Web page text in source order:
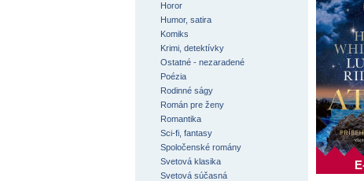
Horor
Humor, satira
Komiks
Krimi, detektívky
Ostatné - nezaradené
Poézia
Rodinné ságy
Román pre ženy
Romantika
Sci-fi, fantasy
Spoločenské romány
Svetová klasika
Svetová súčasná